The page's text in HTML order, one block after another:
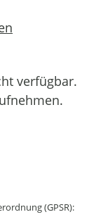
verfügbar.
(GPSR):